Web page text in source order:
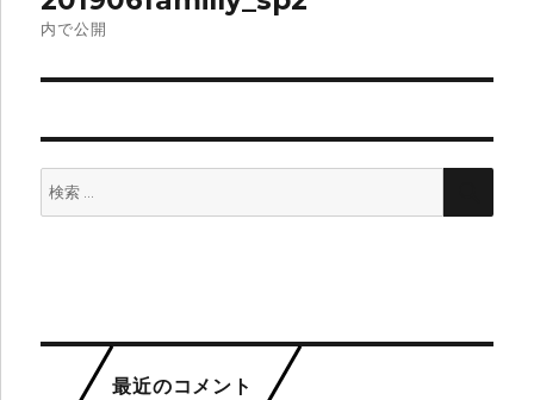
稿
ナ
ビ
ゲ
ー
ン
内で公開
索:
最近のコメント